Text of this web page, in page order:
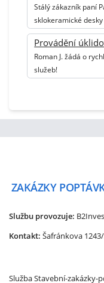
Stálý zákazník paní
sklokeramické
Provádění
Roman J. žádá o
služeb!
ZAKÁZKY
Službu provozuje:
Kontakt: Šafránkova
Služba Stavební-